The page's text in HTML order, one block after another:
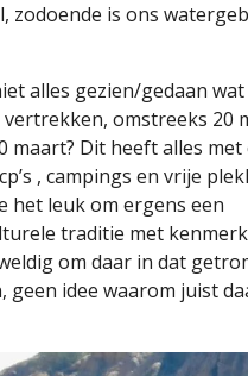
zodoende is ons
alles gezien/gedaan wat
omstreeks 20
maart? Dit heeft alles met
, campings en vrije
het leuk om ergens een
traditie met
om daar in dat
geen idee waarom juist